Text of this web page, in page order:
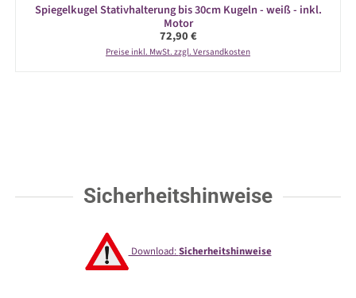
Spiegelkugel Stativhalterung bis 30cm Kugeln - weiß - inkl.
Motor
Regulärer Preis:
72,90 €
Preise inkl. MwSt. zzgl. Versandkosten
Sicherheitshinweise
Download:Sicherheitshinweise